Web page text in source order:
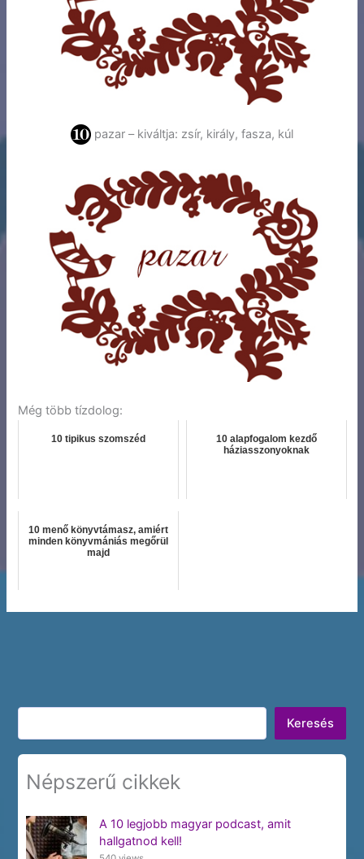
pazar – kiváltja: zsír, király, fasza, kúl
Még több tízdolog:
10 tipikus szomszéd
10 alapfogalom kezdő
háziasszonyoknak
10 menő könyvtámasz, amiért
minden könyvmániás megőrül
majd
Keresés
Keresés
Népszerű cikkek
A 10 legjobb magyar podcast, amit
hallgatnod kell!